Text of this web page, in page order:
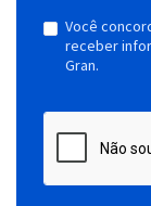
Você
receber
Gran.